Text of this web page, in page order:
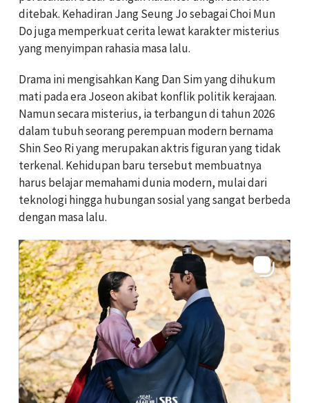
ditebak. KehadiranJang Seung Josebagai Choi Mun
Do juga memperkuat cerita lewat karakter misterius
yang menyimpan rahasia masa lalu.
Drama ini mengisahkan Kang Dan Sim yang dihukum
mati pada era Joseon akibat konflik politik kerajaan.
Namun secara misterius, ia terbangun di tahun 2026
dalam tubuh seorang perempuan modern bernama
Shin Seo Ri yang merupakan aktris figuran yang tidak
terkenal. Kehidupan baru tersebut membuatnya
harus belajar memahami dunia modern, mulai dari
teknologi hingga hubungan sosial yang sangat berbeda
dengan masa lalu.